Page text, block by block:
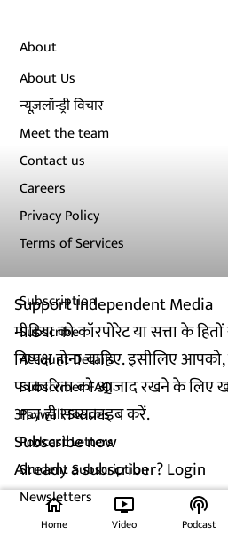
Support Independent Media
मीडिया को कॉरपोरेट या सत्ता के
निष्पक्ष होना चाहिए. इसीलिए
पत्रकारिता को आजाद रखने के लिए
आज ही सब्सक्राइब करें.
Subscribe now
Already a subscriber?Login
About
About Us
न्यूज़लॉन्ड्री विचार
Meet the team
Contact us
Careers
Privacy Policy
Terms of Services
Subscription
Subscribe
Account Details
Subscriber FAQ
Paywall Stories
Podcast Letters
Student Subscription
Newsletters
home
Home
ondemand_video
Video
podcasts
Podcast